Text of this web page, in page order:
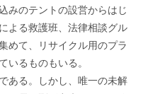
みのテントの設営からはじ
よる救護班、法律相談グル
めて、リサイクル用のプラ
いるものもいる。
ある。しかし、唯一の未解